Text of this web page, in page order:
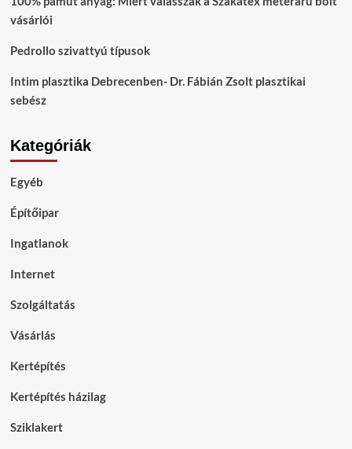
vásárlói
Pedrollo szivattyú típusok
Intim plasztika Debrecenben- Dr. Fábián Zsolt plasztikai
sebész
Kategóriák
Egyéb
Építőipar
Ingatlanok
Internet
Szolgáltatás
Vásárlás
Kertépítés
Kertépítés házilag
Sziklakert